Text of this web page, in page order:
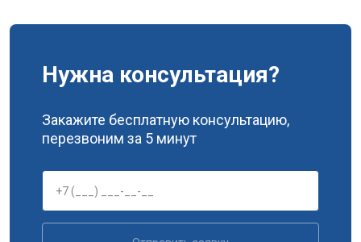
Нужна консультация?
Закажите бесплатную консультацию,
перезвоним за 5 минут